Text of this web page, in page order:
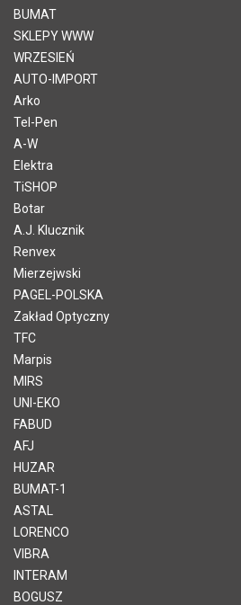
BUMAT
SKLEPY WWW
WRZESIEŃ
AUTO-IMPORT
Arko
Tel-Pen
A-W
Elektra
TiSHOP
Botar
A.J. Klucznik
Renvex
Mierzejwski
PAGEL-POLSKA
Zakład Optyczny
TFC
Marpis
MIRS
UNI-EKO
FABUD
AFJ
HUZAR
BUMAT-1
ASTAL
LORENCO
VIBRA
INTERAM
BOGUSZ